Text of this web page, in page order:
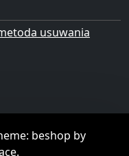
usuwania
beshop by
.